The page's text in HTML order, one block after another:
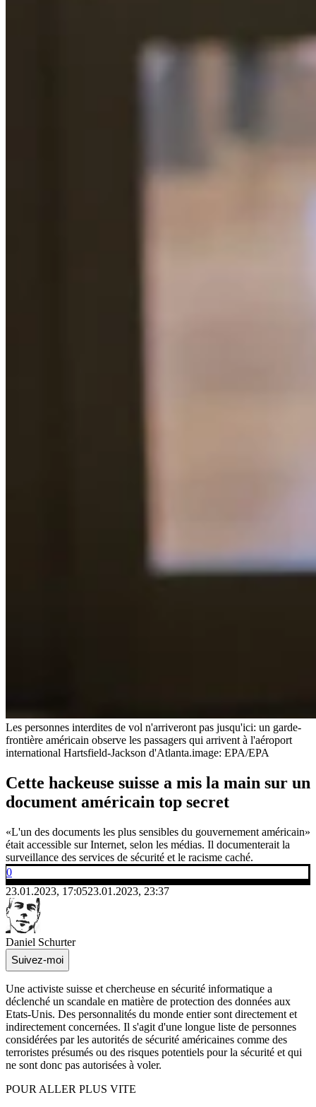
Les personnes interdites de vol n'arriveront pas jusqu'ici: un garde-
frontière américain observe les passagers qui arrivent à l'aéroport
international Hartsfield-Jackson d'Atlanta.image: EPA/EPA
Cette hackeuse suisse a mis la main sur un
document américain top secret
«L'un des documents les plus sensibles du gouvernement américain»
était accessible sur Internet, selon les médias. Il documenterait la
surveillance des services de sécurité et le racisme caché.
0
23.01.2023, 17:0523.01.2023, 23:37
Daniel Schurter
Suivez-moi
Une activiste suisse et chercheuse en sécurité informatique a
déclenché un scandale en matière de protection des données aux
Etats-Unis. Des personnalités du monde entier sont directement et
indirectement concernées. Il s'agit d'une longue liste de personnes
considérées par les autorités de sécurité américaines comme des
terroristes présumés ou des risques potentiels pour la sécurité et qui
ne sont donc pas autorisées à voler.
POUR ALLER PLUS VITE